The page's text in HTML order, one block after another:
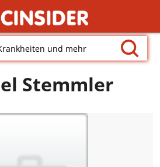
und mehr
Stemmler